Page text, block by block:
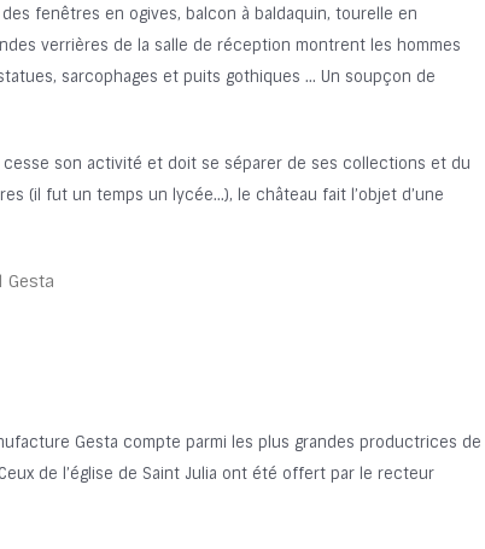
fenêtres en ogives, balcon à baldaquin, tourelle en
verrières de la salle de réception montrent les hommes
sarcophages et puits gothiques … Un soupçon de
son activité et doit se séparer de ses collections et du
(il fut un temps un lycée…), le château fait l’objet d’une
Gesta compte parmi les plus grandes productrices de
de l’église de Saint Julia ont été offert par le recteur